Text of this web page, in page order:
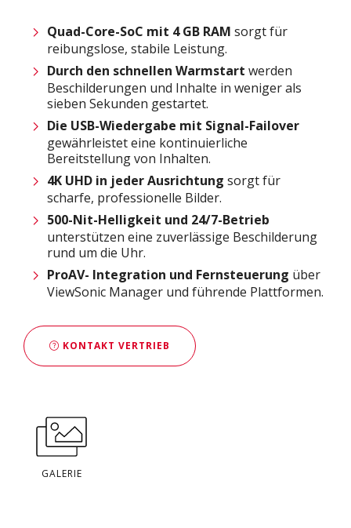
Quad-Core-SoC mit 4 GB RAM sorgt für
reibungslose, stabile Leistung.
Durch den schnellen Warmstart werden
Beschilderungen und Inhalte in weniger als
sieben Sekunden gestartet.
Die USB-Wiedergabe mit Signal-Failover
gewährleistet eine kontinuierliche
Bereitstellung von Inhalten.
4K UHD in jeder Ausrichtung sorgt für
scharfe, professionelle Bilder.
500-Nit-Helligkeit und 24/7-Betrieb
unterstützen eine zuverlässige Beschilderung
rund um die Uhr.
ProAV- Integration und Fernsteuerung über
ViewSonic Manager und führende Plattformen.
KONTAKT VERTRIEB
GALERIE